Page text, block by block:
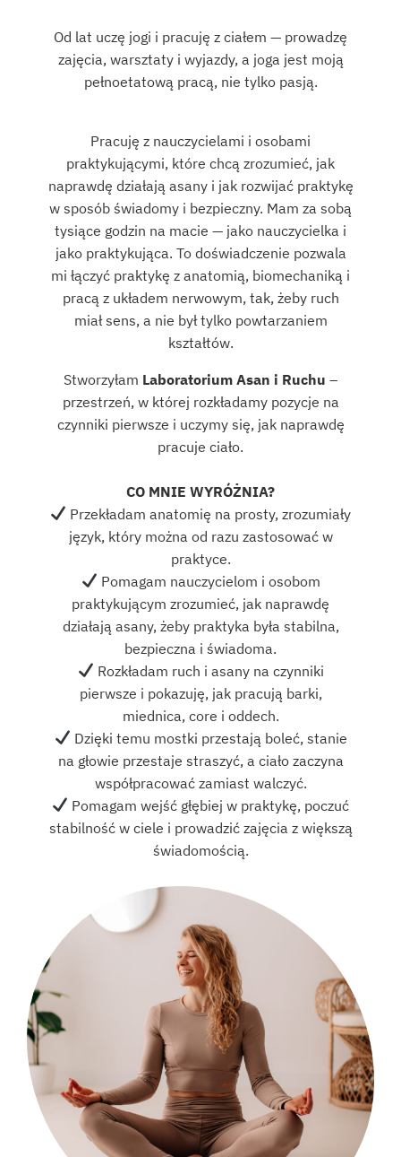
Od lat uczę jogi i pracuję z ciałem — prowadzę
zajęcia, warsztaty i wyjazdy, a joga jest moją
pełnoetatową pracą, nie tylko pasją.
Pracuję z nauczycielami i osobami
praktykującymi, które chcą zrozumieć, jak
naprawdę działają asany i jak rozwijać praktykę
w sposób świadomy i bezpieczny. Mam za sobą
tysiące godzin na macie — jako nauczycielka i
jako praktykująca. To doświadczenie pozwala
mi łączyć praktykę z anatomią, biomechaniką i
pracą z układem nerwowym, tak, żeby ruch
miał sens, a nie był tylko powtarzaniem
kształtów.
Stworzyłam Laboratorium Asan i Ruchu –
przestrzeń, w której rozkładamy pozycje na
czynniki pierwsze i uczymy się, jak naprawdę
pracuje ciało.
CO MNIE WYRÓŻNIA?
Przekładam anatomię na prosty, zrozumiały
język, który można od razu zastosować w
praktyce.
Pomagam nauczycielom i osobom
praktykującym zrozumieć, jak naprawdę
działają asany, żeby praktyka była stabilna,
bezpieczna i świadoma.
Rozkładam ruch i asany na czynniki
pierwsze i pokazuję, jak pracują barki,
miednica, core i oddech.
Dzięki temu mostki przestają boleć, stanie
na głowie przestaje straszyć, a ciało zaczyna
współpracować zamiast walczyć.
Pomagam wejść głębiej w praktykę, poczuć
stabilność w ciele i prowadzić zajęcia z większą
świadomością.